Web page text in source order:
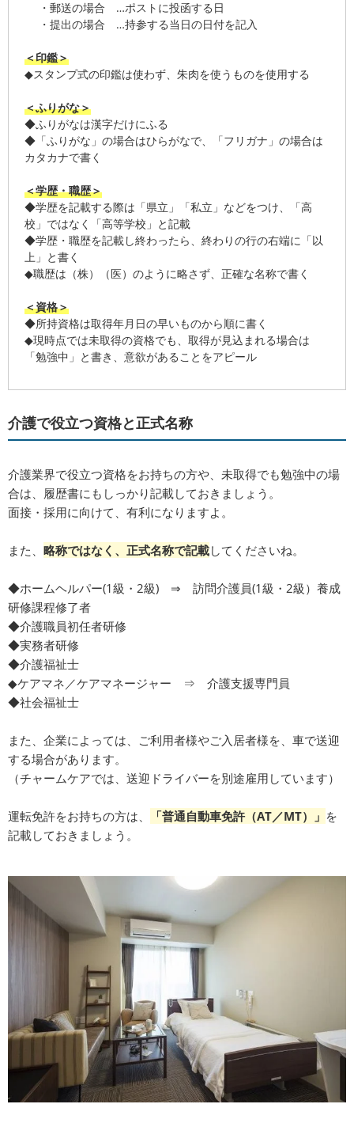
・郵送の場合 …ポストに投函する日
・提出の場合 …持参する当日の日付を記入
＜印鑑＞
◆スタンプ式の印鑑は使わず、朱肉を使うものを使用する
＜ふりがな＞
◆ふりがなは漢字だけにふる
◆「ふりがな」の場合はひらがなで、「フリガナ」の場合は
カタカナで書く
＜学歴・職歴＞
◆学歴を記載する際は「県立」「私立」などをつけ、「高
校」ではなく「高等学校」と記載
◆学歴・職歴を記載し終わったら、終わりの行の右端に「以
上」と書く
◆職歴は（株）（医）のように略さず、正確な名称で書く
＜資格＞
◆所持資格は取得年月日の早いものから順に書く
◆現時点では未取得の資格でも、取得が見込まれる場合は
「勉強中」と書き、意欲があることをアピール
介護で役立つ資格と正式名称
介護業界で役立つ資格をお持ちの方や、未取得でも勉強中の場
合は、履歴書にもしっかり記載しておきましょう。
面接・採用に向けて、有利になりますよ。
また、 略称ではなく、正式名称で記載してくださいね。
◆ホームヘルパー(1級・2級) ⇒ 訪問介護員(1級・2級）養成
研修課程修了者
◆介護職員初任者研修
◆実務者研修
◆介護福祉士
◆ケアマネ／ケアマネージャー ⇒ 介護支援専門員
◆社会福祉士
また、企業によっては、ご利用者様やご入居者様を、車で送迎
する場合があります。
（チャームケアでは、送迎ドライバーを別途雇用しています）
運転免許をお持ちの方は、 「普通自動車免許（AT／MT）」 を
記載しておきましょう。